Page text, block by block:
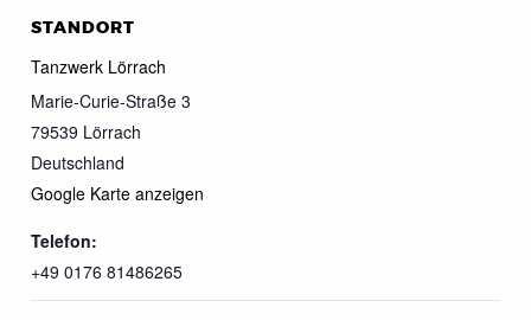
STANDORT
Tanzwerk Lörrach
Marie-Curie-Straße 3
79539 Lörrach
Deutschland
Google Karte anzeigen
Telefon:
+49 0176 81486265